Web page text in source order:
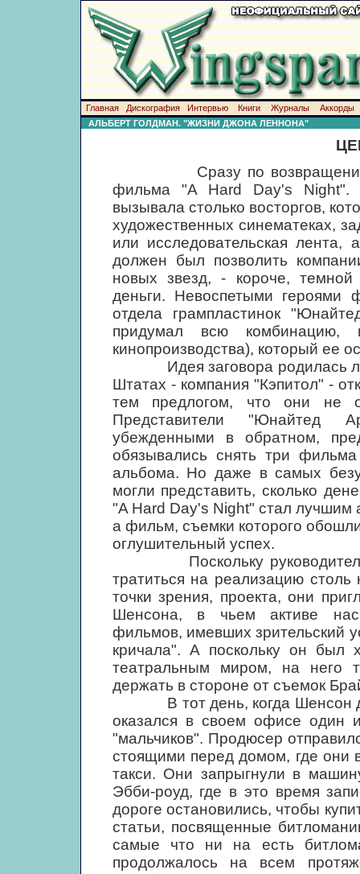
Главная Дискография Интервью Книги Журналы
Аккорды
АЛЬБЕРТ ГОЛДМАН. "ЖИЗНИ ДЖОНА ЛЕННОНА"
Сразу по возвращении в
фильма "A Hard Day's Night".
вызывала столько восторгов,
художественных синематеках,
или исследовательская лента,
должен был позволить
новых звезд, - короче,
деньги. Невоспетыми героями
отдела грампластинок
придумал всю комбинацию,
кинопроизводства), который ее
Идея заговора родилась
Штатах - компания "Кэпитол" -
тем предлогом, что они не
Представители "Юнайтед
убежденными в обратном,
обязывались снять три
альбома. Но даже в самых
могли представить, сколько
"A Hard Day's Night" стал
а фильм, съемки которого
оглушительный успех.
Поскольку руководители
тратиться на реализацию столь
точки зрения, проекта, они
Шенсона, в чьем активе
фильмов, имевших зрительский
кричала". А поскольку он был
театральным миром, на него
держать в стороне от съемок
В тот день, когда Шенсон
оказался в своем офисе один
"мальчиков". Продюсер
стоящими перед домом, где
такси. Они запрыгнули в
Эбби-роуд, где в это время
дороге остановились, чтобы
статьи, посвященные
самые что ни на есть
продолжалось на всем